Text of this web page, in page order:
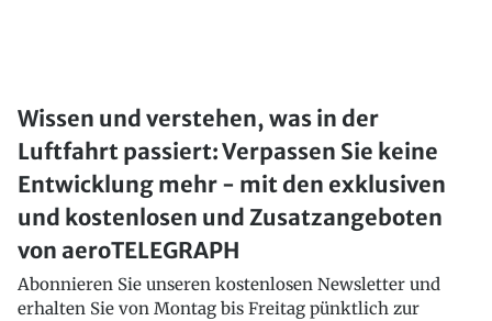
Wissen und verstehen, was in der
Luftfahrt passiert: Verpassen Sie keine
Entwicklung mehr - mit den exklusiven
und kostenlosen und Zusatzangeboten
von aeroTELEGRAPH
Abonnieren Sie unseren kostenlosen Newsletter und
erhalten Sie von Montag bis Freitag pünktlich zur